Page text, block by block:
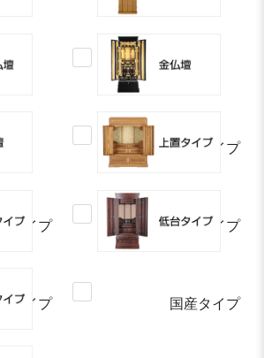
上置タイプ
タイプ 低台タイプ
タイプ 国産タイプ